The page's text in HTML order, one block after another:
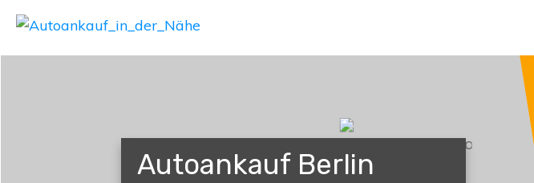
Autoankauf Berlin